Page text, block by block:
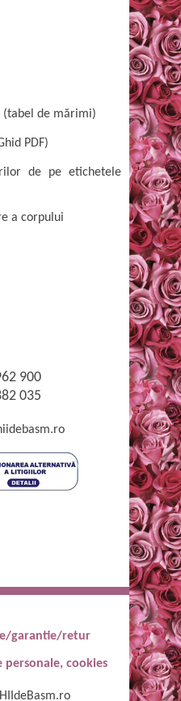
(tabel de mărimi)
PDF)
de pe etichetele
a corpului
900
035
garantie/retur
cookies